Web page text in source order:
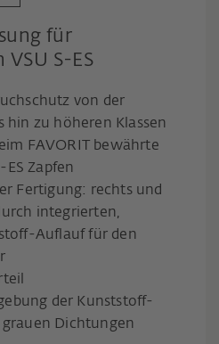
für
VSU S-ES
von der
hin zu höheren Klassen
FAVORIT bewährte
Zapfen
Fertigung: rechts und
integrierten,
Auflauf für den
der Kunststoff-
Dichtungen